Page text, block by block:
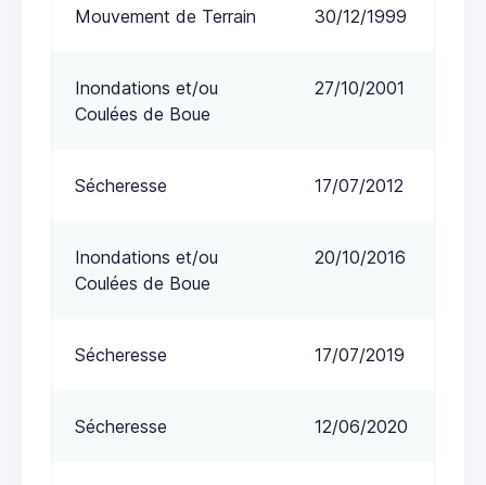
Mouvement de Terrain 30/12/1999
Inondations et/ou
Coulées de Boue
27/10/2001
Sécheresse 17/07/2012
Inondations et/ou
Coulées de Boue
20/10/2016
Sécheresse 17/07/2019
Sécheresse 12/06/2020